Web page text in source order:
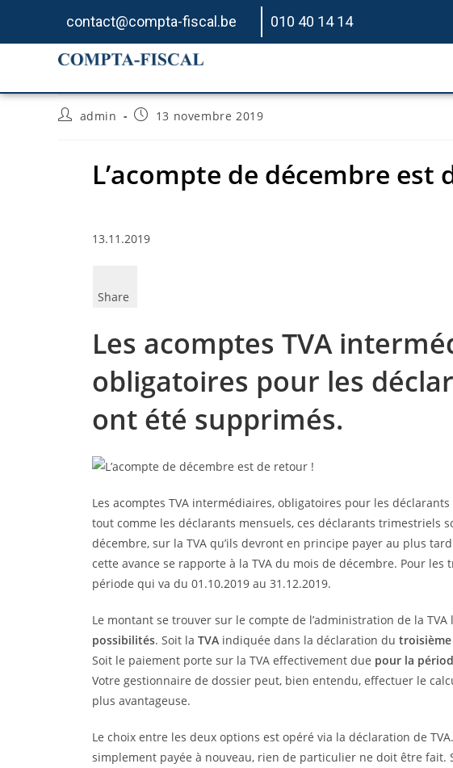
contact@compta-fiscal.be 010 40 14 14
L’acompte de décembre
admin 13 novembre 2019
L’acompte de décembre est
13.11.2019
Share
Les acomptes TVA
obligatoires pour les
ont été supprimés.
Les acomptes TVA intermédiaires, obligatoires pour les
tout comme les déclarants mensuels, ces déclarants trimestriels
décembre, sur la TVA qu’ils devront en principe payer au plus
cette avance se rapporte à la TVA du mois de décembre. Pour
période qui va du 01.10.2019 au 31.12.2019.
Le montant se trouver sur le compte de l’administration de la TVA
possibilités. Soit la TVA indiquée dans la déclaration du
Soit le paiement porte sur la TVA effectivement due pour la
Votre gestionnaire de dossier peut, bien entendu, effectuer le
plus avantageuse.
Le choix entre les deux options est opéré via la déclaration de
simplement payée à nouveau, rien de particulier ne doit être fait.